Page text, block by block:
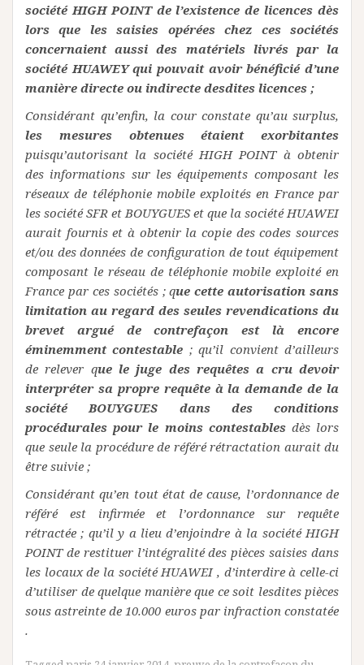
société HIGH POINT de l’existence de licences dès
lors que les saisies opérées chez ces sociétés
concernaient aussi des matériels livrés par la
société HUAWEY qui pouvait avoir bénéficié d’une
manière directe ou indirecte desdites licences ;
Considérant qu’enfin, la cour constate qu’au surplus,
les mesures obtenues étaient exorbitantes
puisqu’autorisant la société HIGH POINT à obtenir
des informations sur les équipements composant les
réseaux de téléphonie mobile exploités en France par
les société SFR et BOUYGUES et que la société HUAWEI
aurait fournis et à obtenir la copie des codes sources
et/ou des données de configuration de tout équipement
composant le réseau de téléphonie mobile exploité en
France par ces sociétés ; que cette autorisation sans
limitation au regard des seules revendications du
brevet argué de contrefaçon est là encore
éminemment contestable ; qu’il convient d’ailleurs
de relever que le juge des requêtes a cru devoir
interpréter sa propre requête à la demande de la
société BOUYGUES dans des conditions
procédurales pour le moins contestablesdès lors
que seule la procédure de référé rétractation aurait du
être suivie ;
Considérant qu’en tout état de cause, l’ordonnance de
référé est infirmée et l’ordonnance sur requête
rétractée ; qu’il y a lieu d’enjoindre à la société HIGH
POINT de restituer l’intégralité des pièces saisies dans
les locaux de la société HUAWEI , d’interdire à celle-ci
d’utiliser de quelque manière que ce soit lesdites pièces
sous astreinte de 10.000 euros par infraction constatée
.